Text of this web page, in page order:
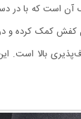
است که با در
کفش کمک کرده و